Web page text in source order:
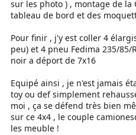
sur les photo ) , montage de la
tableau de bord et des
Pour finir , j'y est coller 4
peu) et 4 pneu Fedima 235/
noir a déport de 7x16
Equipé ainsi , je n'est jamais
toy ou def simplement
moi , ça se défend très bien
sur ce 4x4 , le couple
les meuble !